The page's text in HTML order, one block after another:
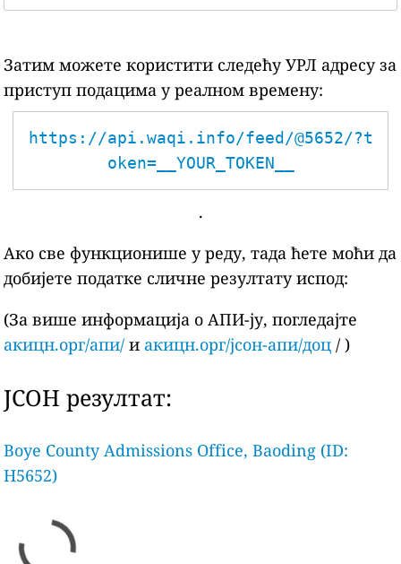
Затим можете користити следећу УРЛ адресу за
приступ подацима у реалном времену:
https://api.waqi.info/feed/@5652/?t
oken=__YOUR_TOKEN__
.
Ако све функционише у реду, тада ћете моћи да
добијете податке сличне резултату испод:
(За више информација о АПИ-ју, погледајте
акицн.орг/апи/ и акицн.орг/јсон-апи/доц / )
ЈСОН резултат:
Boye County Admissions Office, Baoding (ID:
H5652)